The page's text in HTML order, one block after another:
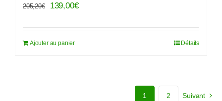
205,20€
Le
initial
était :
139,00€Le
actuel
Ajouter au panier Détails
1 2 Suivant